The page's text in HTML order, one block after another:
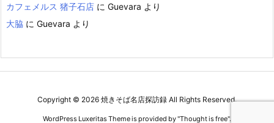
カフェメルス 猪子石店 に Guevara より
大脇 に Guevara より
Copyright © 2026 焼きそば名店探訪録 All Rights Reserved.
WordPress Luxeritas Theme is provided by "Thought is free".